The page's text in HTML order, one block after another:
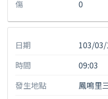
傷
0
日期
103/
時間
09:03
發生地點
鳳鳴里